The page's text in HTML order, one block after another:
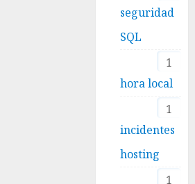
seguridad
SQL
1
hora local
1
incidentes
hosting
1